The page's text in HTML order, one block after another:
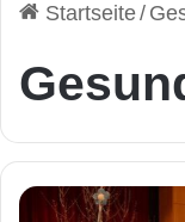
Startseite/